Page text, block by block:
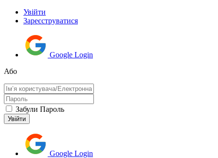
Увійти
Зареєструватися
Google Login
Або
Забули Пароль
Google Login